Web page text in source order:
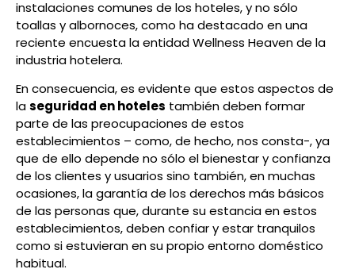
instalaciones comunes de los hoteles, y no sólo
toallas y albornoces, como ha destacado en una
reciente encuesta la entidad Wellness Heaven de la
industria hotelera.
En consecuencia, es evidente que estos aspectos de
laseguridad en hoteles también deben formar
parte de las preocupaciones de estos
establecimientos – como, de hecho, nos consta-, ya
que de ello depende no sólo el bienestar y confianza
de los clientes y usuarios sino también, en muchas
ocasiones, la garantía de los derechos más básicos
de las personas que, durante su estancia en estos
establecimientos, deben confiar y estar tranquilos
como si estuvieran en su propio entorno doméstico
habitual.